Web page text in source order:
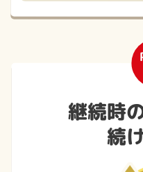
継続時
続